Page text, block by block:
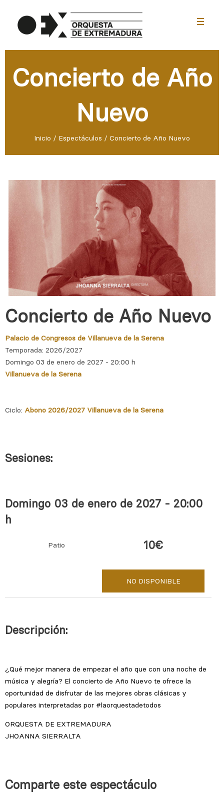
Concierto de Año
Nuevo
Inicio / Espectáculos / Concierto de Año Nuevo
Concierto de Año Nuevo
Palacio de Congresos de Villanueva de la Serena
Temporada: 2026/2027
Domingo 03 de enero de 2027 - 20:00 h
Villanueva de la Serena
Ciclo: Abono 2026/2027 Villanueva de la Serena
Sesiones:
Domingo 03 de enero de 2027 - 20:00
h
Patio 10€
NO DISPONIBLE
Descripción:
Comparte este espectáculo